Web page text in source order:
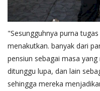
"Sesungguhnya purna
menakutkan. banyak dari
pensiun sebagai masa
ditunggu lupa, dan lain
sehingga mereka